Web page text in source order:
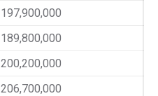
197,900,000
189,800,000
200,200,000
206,700,000